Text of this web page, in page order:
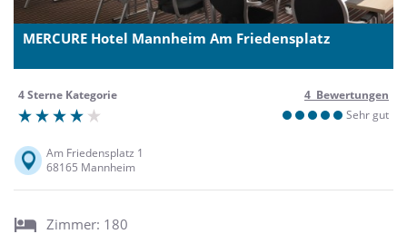
MERCURE Hotel Mannheim Am Friedensplatz
4 Sterne Kategorie
4 Bewertungen
Sehr gut
Am Friedensplatz 1
68165 Mannheim
Zimmer: 180